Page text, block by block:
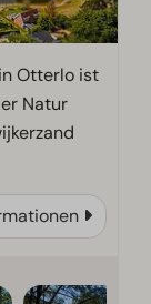
Otterlo ist
Natur